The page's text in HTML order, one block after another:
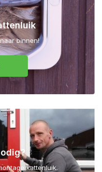
binnen!
kattenluik.